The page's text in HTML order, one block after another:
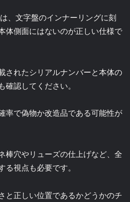
、文字盤のインナーリングに刻
体側面にはないのが正しい仕様で
されたシリアルナンバーと本体の
認してください。
率で偽物か改造品である可能性が
棒穴やリューズの仕上げなど、全
視点も必要です。
と正しい位置であるかどうかのチ